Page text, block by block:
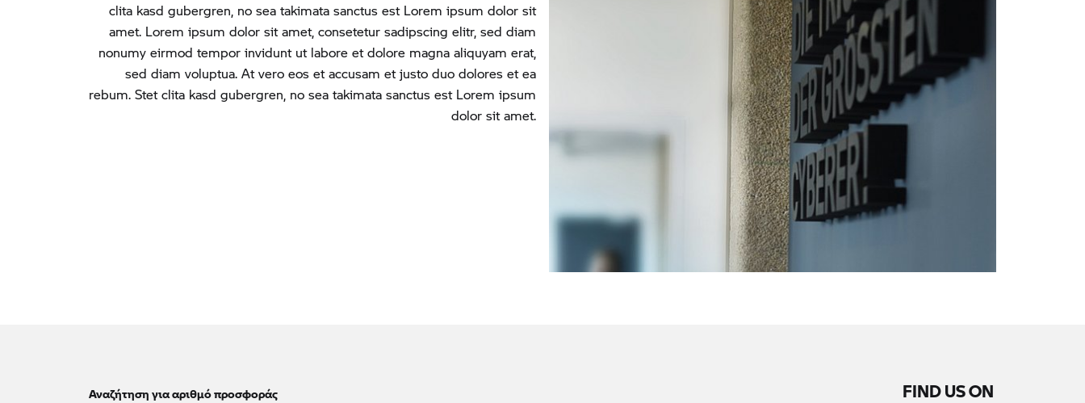
clita kasd gubergren, no sea takimata sanctus est Lorem ipsum dolor sit
amet. Lorem ipsum dolor sit amet, consetetur sadipscing elitr, sed diam
nonumy eirmod tempor invidunt ut labore et dolore magna aliquyam erat,
sed diam voluptua. At vero eos et accusam et justo duo dolores et ea
rebum. Stet clita kasd gubergren, no sea takimata sanctus est Lorem ipsum
dolor sit amet.
Αναζήτηση για αριθμό προσφοράς
FIND US ON